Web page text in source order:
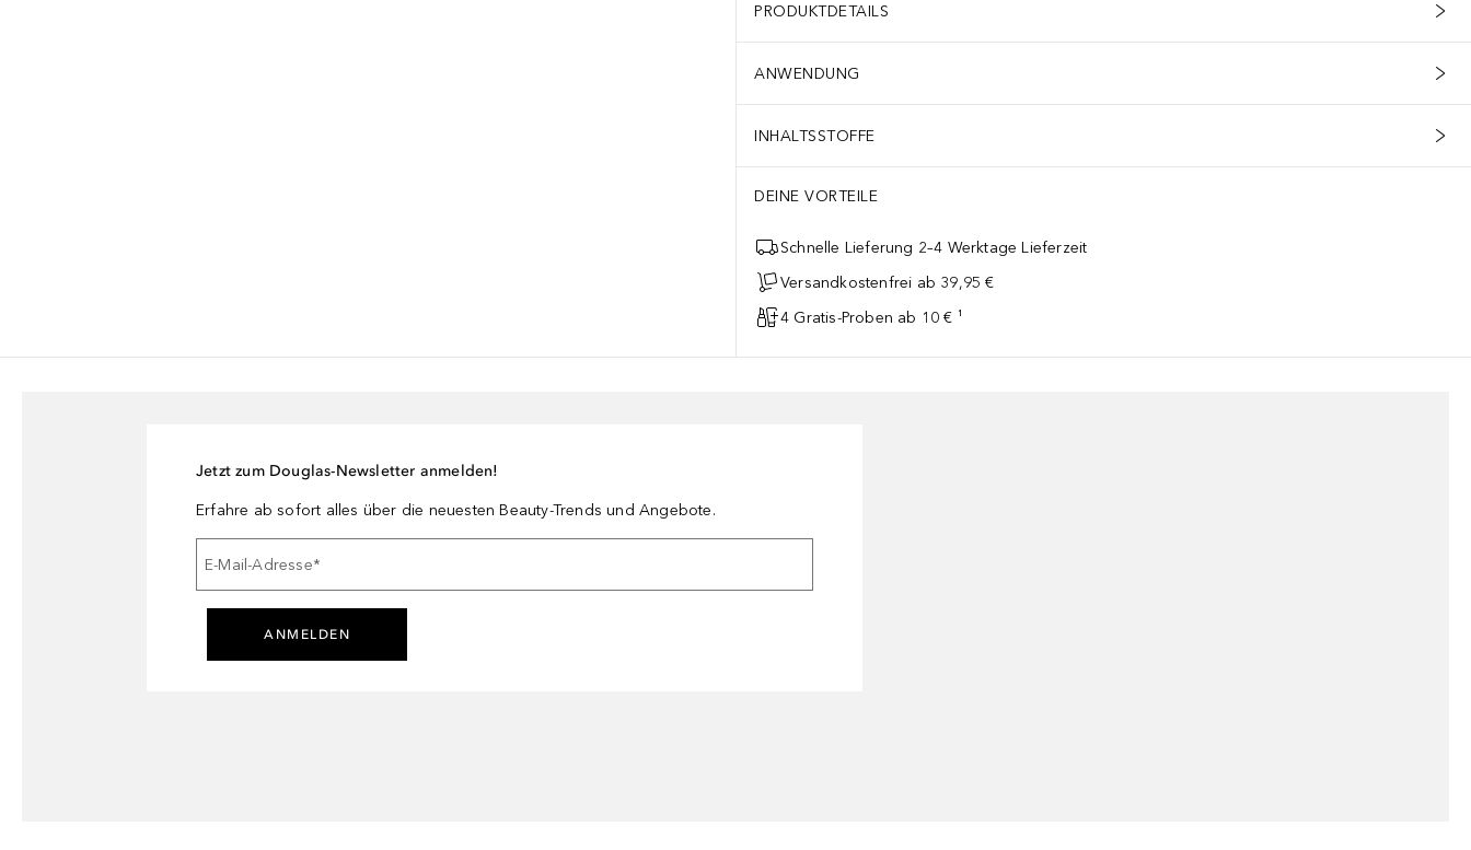
PRODUKTDETAILS
ANWENDUNG
INHALTSSTOFFE
DEINE VORTEILE
Schnelle Lieferung 2–4 Werktage Lieferzeit
Versandkostenfrei ab 39,95 €
4 Gratis-Proben ab 10 € ¹
Jetzt zum Douglas-Newsletter anmelden!
Erfahre ab sofort alles über die neuesten Beauty-Trends und Angebote.
E-Mail-Adresse*
ANMELDEN